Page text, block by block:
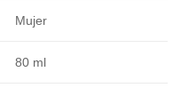
Mujer
80 ml